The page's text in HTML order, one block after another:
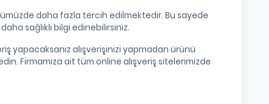
daha fazla tercih edilmektedir. Bu sayede
sağlıklı bilgi edinebilirsiniz.
yapacaksanız alışverişinizi yapmadan ürünü
Firmamıza ait tüm online alışveriş sitelerimizde